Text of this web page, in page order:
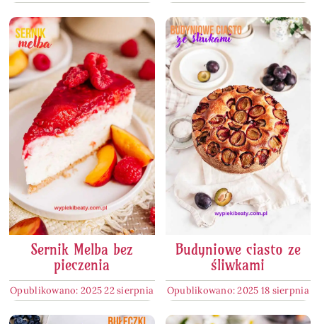
Sernik Melba bez
pieczenia
Opublikowano: 2025 22 sierpnia
Budyniowe ciasto ze
śliwkami
Opublikowano: 2025 18 sierpnia